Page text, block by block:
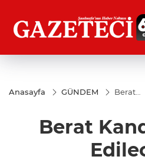
Anasayfa GÜNDEM
Berat
Berat